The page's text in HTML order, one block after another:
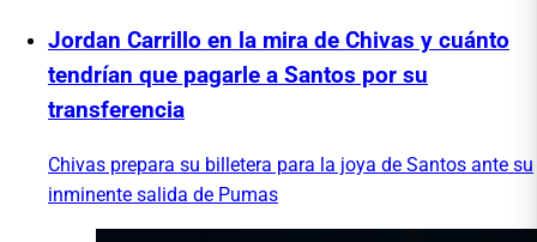
Jordan Carrillo en la mira de Chivas y cuánto
tendrían que pagarle a Santos por su
transferencia
Chivas prepara su billetera para la joya de Santos ante su
inminente salida de Pumas